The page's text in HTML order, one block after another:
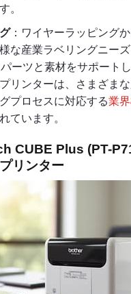
。
：ワイヤーラッピング
な産業ラベリングニー
ーツと素材をサポート
リンターは、さまざま
プロセスに対応する業
ています。
CUBE Plus (PT-
リンター